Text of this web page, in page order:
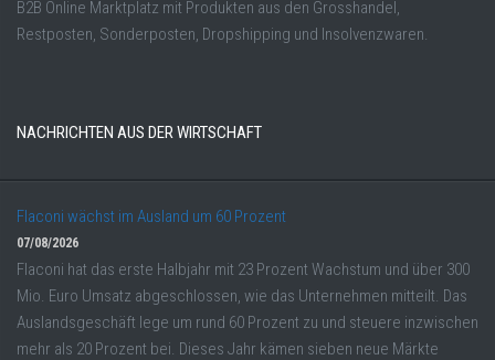
B2B Online Marktplatz mit Produkten aus den Grosshandel,
Restposten, Sonderposten, Dropshipping und Insolvenzwaren.
NACHRICHTEN AUS DER WIRTSCHAFT
Flaconi wächst im Ausland um 60 Prozent
07/08/2026
Flaconi hat das erste Halbjahr mit 23 Prozent Wachstum und über 300
Mio. Euro Umsatz abgeschlossen, wie das Unternehmen mitteilt. Das
Auslandsgeschäft lege um rund 60 Prozent zu und steuere inzwischen
mehr als 20 Prozent bei. Dieses Jahr kämen sieben neue Märkte